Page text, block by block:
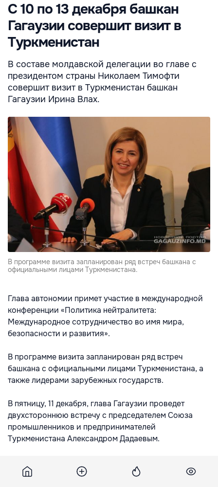
С 10 по 13 декабря башкан
Гагаузии совершит визит в
Туркменистан
В составе молдавской делегации во главе с
президентом страны Николаем Тимофти
совершит визит в Туркменистан башкан
Гагаузии Ирина Влах.
В программе визита запланирован ряд встреч башкана с
официальными лицами Туркменистана.
Глава автономии примет участие в международной
конференции «Политика нейтралитета:
Международное сотрудничество во имя мира,
безопасности и развития».
В программе визита запланирован ряд встреч
башкана с официальными лицами Туркменистана, а
также лидерами зарубежных государств.
В пятницу, 11 декабря, глава Гагаузии проведет
двухстороннюю встречу с председателем Союза
промышленников и предпринимателей
Туркменистана Александром Дадаевым.
встрече с президентом Белоруссии Александром